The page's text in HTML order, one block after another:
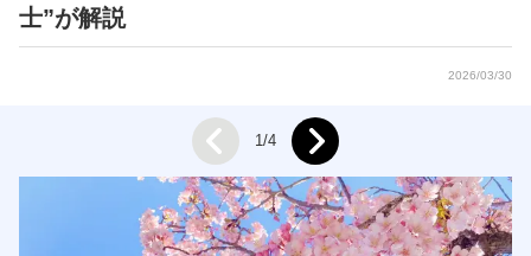
士”が解説
2026/03/30
Prev 1/4 Next